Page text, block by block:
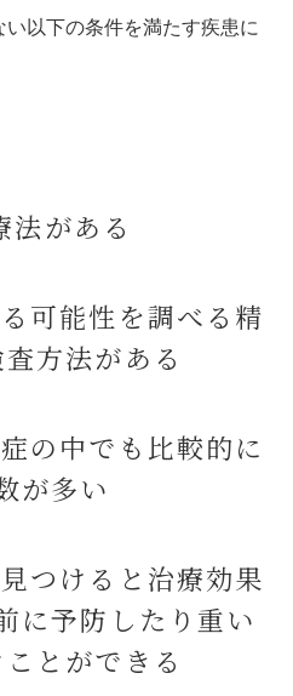
以下の条件を満たす疾患に
法がある
可能性を調べる精
方法がある
の中でも比較的に
が多い
つけると治療効果
に予防したり重い
とができる